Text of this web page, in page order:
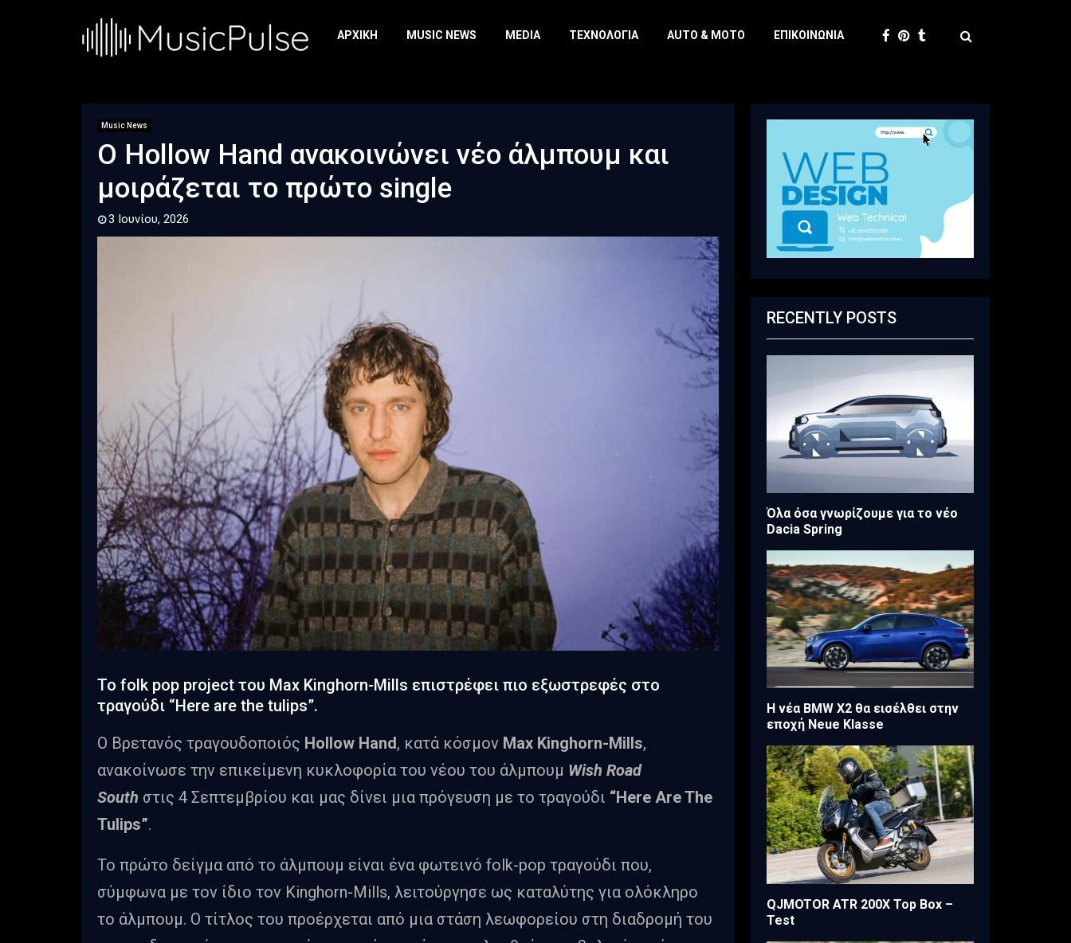
ΑΡΧΙΚΉ MUSIC NEWS MEDIA ΤΕΧΝΟΛΟΓΊΑ AUTO & MOTO ΕΠΙΚΟΙΝΩΝΊΑ
Music News
Ο Hollow Hand ανακοινώνει νέο άλμπουμ και
μοιράζεται το πρώτο single
3 Ιουνίου, 2026
Το folk pop project του Max Kinghorn-Mills επιστρέφει πιο εξωστρεφές στο
τραγούδι “Here are the tulips”.
Ο Βρετανός τραγουδοποιός Hollow Hand, κατά κόσμον Max Kinghorn-Mills,
ανακοίνωσε την επικείμενη κυκλοφορία του νέου του άλμπουμ Wish Road
South στις 4 Σεπτεμβρίου και μας δίνει μια πρόγευση με το τραγούδι “Here Are The
Tulips”.
Το πρώτο δείγμα από το άλμπουμ είναι ένα φωτεινό folk-pop τραγούδι που,
σύμφωνα με τον ίδιο τον Kinghorn-Mills, λειτούργησε ως καταλύτης για ολόκληρο
το άλμπουμ. Ο τίτλος του προέρχεται από μια στάση λεωφορείου στη διαδρομή του
RECENTLY POSTS
Όλα όσα γνωρίζουμε για το νέο
Dacia Spring
Η νέα BMW X2 θα εισέλθει στην
εποχή Neue Klasse
QJMOTOR ATR 200X Top Box –
Test